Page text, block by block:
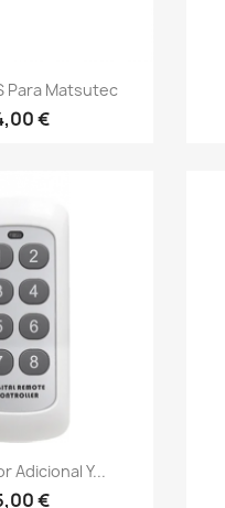
προβολή
Para Matsutec
€
προβολή
Adicional Y...
€